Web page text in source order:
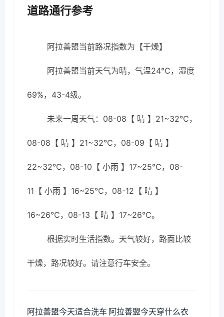
道路通行参考
阿拉善盟当前路况指数为【干燥】
阿拉善盟当前天气为晴，气温24℃，湿度
69%，43-4级。
未来一周天气：08-08【 晴 】21~32℃，
08-08【 晴 】21~32℃，08-09【 晴 】
22~32℃，08-10【 小雨 】17~25℃，08-
11【 小雨 】16~25℃，08-12【 晴 】
16~26℃，08-13【 晴 】17~26℃。
根据实时生活指数。天气较好，路面比较
干燥，路况较好。请注意行车安全。
阿拉善盟今天适合洗车 阿拉善盟今天穿什么衣